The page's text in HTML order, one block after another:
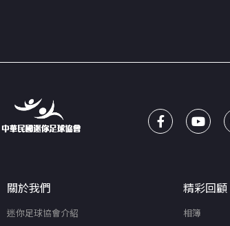
關於我們
迷你足球協會介紹
精彩回顧
相簿